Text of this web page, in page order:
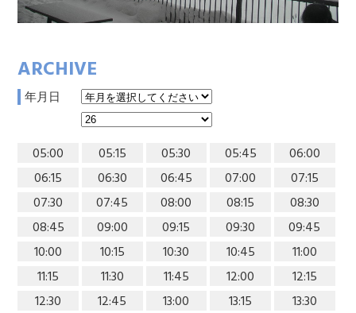
ARCHIVE
年月日
05:00 05:15 05:30 05:45
06:00
06:15
06:30 06:45 07:00
07:15
07:30
07:45 08:00 08:15
08:30
08:45
09:00 09:15 09:30
09:45
10:00
10:15 10:30 10:45
11:00
11:15
11:30 11:45 12:00
12:15
12:30
12:45 13:00 13:15
13:30